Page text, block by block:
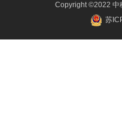
Copyright ©2022 中
苏